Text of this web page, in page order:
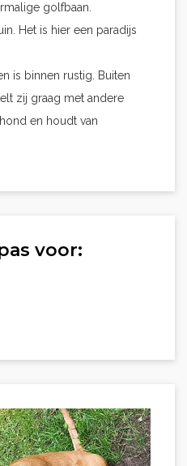
golfbaan.
Het is hier een paradijs
is binnen rustig. Buiten
zij graag met andere
en houdt van
voor: